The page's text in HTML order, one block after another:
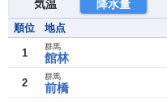
気温 降水量
順位 地点
1 館林
群馬
2 前橋
群馬